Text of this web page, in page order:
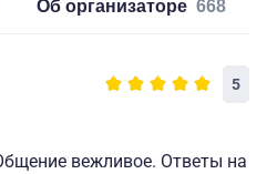
об организаторе 668
5
вежливое. Ответы на